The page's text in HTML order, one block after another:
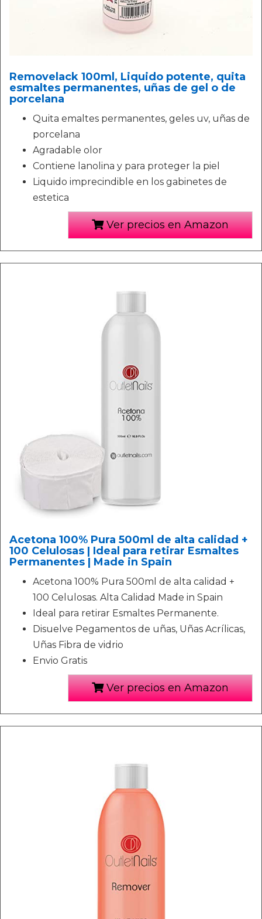
Removelack 100ml, Liquido potente, quita
esmaltes permanentes, uñas de gel o de
porcelana
Quita emaltes permanentes, geles uv, uñas de
porcelana
Agradable olor
Contiene lanolina y para proteger la piel
Liquido imprecindible en los gabinetes de
estetica
Ver precios en Amazon
Acetona 100% Pura 500ml de alta calidad +
100 Celulosas | Ideal para retirar Esmaltes
Permanentes | Made in Spain
Acetona 100% Pura 500ml de alta calidad +
100 Celulosas. Alta Calidad Made in Spain
Ideal para retirar Esmaltes Permanente.
Disuelve Pegamentos de uñas, Uñas Acrílicas,
Uñas Fibra de vidrio
Envio Gratis
Ver precios en Amazon